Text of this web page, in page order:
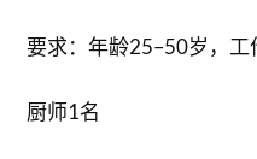
要求：年龄25–50岁，工
厨师1名